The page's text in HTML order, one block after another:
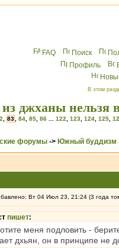
FAQ Поиск
Профиль
В этом
джханы нельзя
83 84 85 86 122 123 124 125
форумы -> Южный буддизм
Вт 04 Июл 23, 21:24 (3 года
пишет:
меня подловить -
дхьян, он в принципе не